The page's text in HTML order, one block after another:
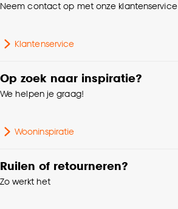
Neem contact op met onze klantenservice
Klantenservice
Op zoek naar inspiratie?
We helpen je graag!
Wooninspiratie
Ruilen of retourneren?
Zo werkt het